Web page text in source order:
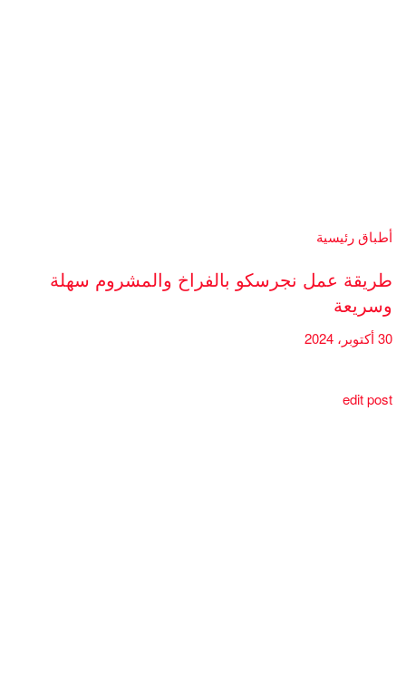
أطباق رئيسية
طريقة عمل نجرسكو بالفراخ والمشروم سهلة
وسريعة
30 أكتوبر، 2024
edit post